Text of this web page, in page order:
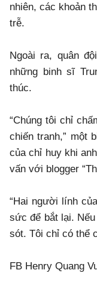
nhiên, các khoản
trễ.
Ngoài ra, quân
những binh sĩ
thúc.
“Chúng tôi chỉ
chiến tranh,” một
của chỉ huy khi
vấn với blogger
“Hai người lính
sức để bắt lại.
sót. Tôi chỉ có thể
FB Henry Quang